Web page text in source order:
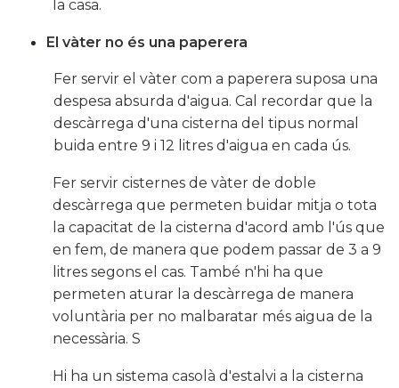
la casa.
El vàter no és una paperera
Fer servir el vàter com a paperera suposa una
despesa absurda d'aigua. Cal recordar que la
descàrrega d'una cisterna del tipus normal
buida entre 9 i 12 litres d'aigua en cada ús.
Fer servir cisternes de vàter de doble
descàrrega que permeten buidar mitja o tota
la capacitat de la cisterna d'acord amb l'ús que
en fem, de manera que podem passar de 3 a 9
litres segons el cas. També n'hi ha que
permeten aturar la descàrrega de manera
voluntària per no malbaratar més aigua de la
necessària. S
Hi ha un sistema casolà d'estalvi a la cisterna